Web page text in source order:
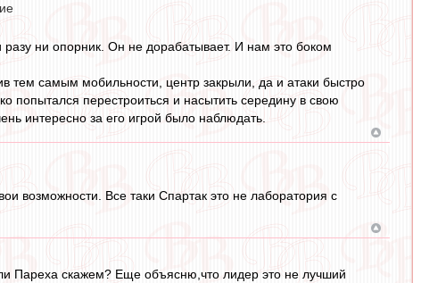
разу ни опорник. Он не дорабатывает. И нам это боком
тем самым мобильности, центр закрыли, да и атаки быстро
попытался перестроиться и насытить середину в свою
интересно за его игрой было наблюдать.
возможности. Все таки Спартак это не лаборатория с
Пареха скажем? Еще объясню,что лидер это не лучший